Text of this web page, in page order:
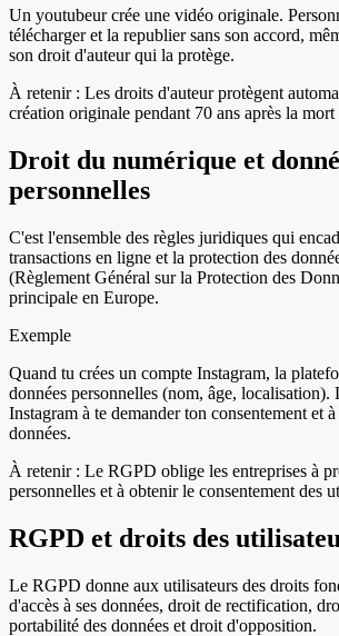
Un youtubeur crée une vidéo originale.
télécharger et la republier sans son accord,
son droit d'auteur qui la protège.
À retenir : Les droits d'auteur protègent
création originale pendant 70 ans après la
Droit du numérique et
personnelles
C'est l'ensemble des règles juridiques qui
transactions en ligne et la protection des
(Règlement Général sur la Protection des
principale en Europe.
Exemple
Quand tu crées un compte Instagram, la
données personnelles (nom, âge,
Instagram à te demander ton consentement et
données.
À retenir : Le RGPD oblige les entreprises à
personnelles et à obtenir le consentement des
RGPD et droits des
Le RGPD donne aux utilisateurs des droits
d'accès à ses données, droit de rectification,
portabilité des données et droit d'opposition.